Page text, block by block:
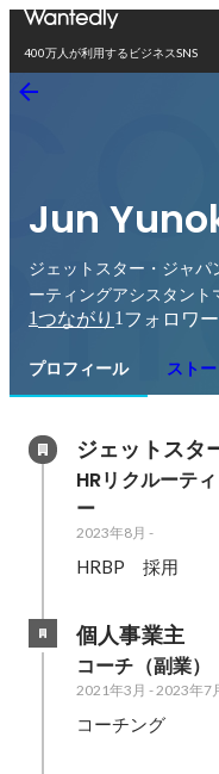
400万人が利用するビジネスSNS
Jun
ジェットスター・ジャパ
ーティングアシスタント
1つながり 1 フォロワー
プロフィール スト
ジェットスタ
HRリクルーテ
ー
2023年8月 -
HRBP　採用
個人事業主
コーチ（副業）
2021年3月 -2023年7
コーチング